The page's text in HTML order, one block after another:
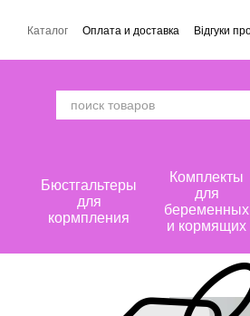
Каталог Оплата и доставка Відгуки
Бюстгальтеры
для
кормпления
Комплекты
для
беременных
и кормящих